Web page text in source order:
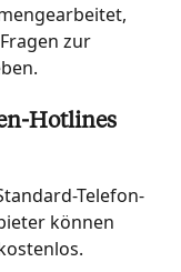
zur
Hotlines
Telefon-
können